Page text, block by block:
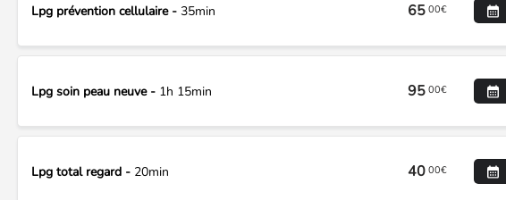
Lpg prévention cellulaire - 35min 65 00€
Lpg soin peau neuve - 1h 15min 95 00€
Lpg total regard - 20min 40 00€